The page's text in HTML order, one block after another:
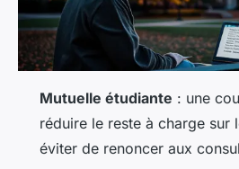
Mutuelle étudiante : une
réduire le reste à charge sur
éviter de renoncer aux